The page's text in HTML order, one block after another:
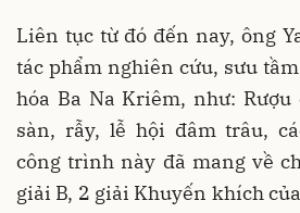
Liên tục từ đó đến nay, ông
tác phẩm nghiên cứu, sưu
hóa Ba Na Kriêm, như:
sàn, rẫy, lễ hội đâm trâu,
công trình này đã mang về
giải B, 2 giải Khuyến khích